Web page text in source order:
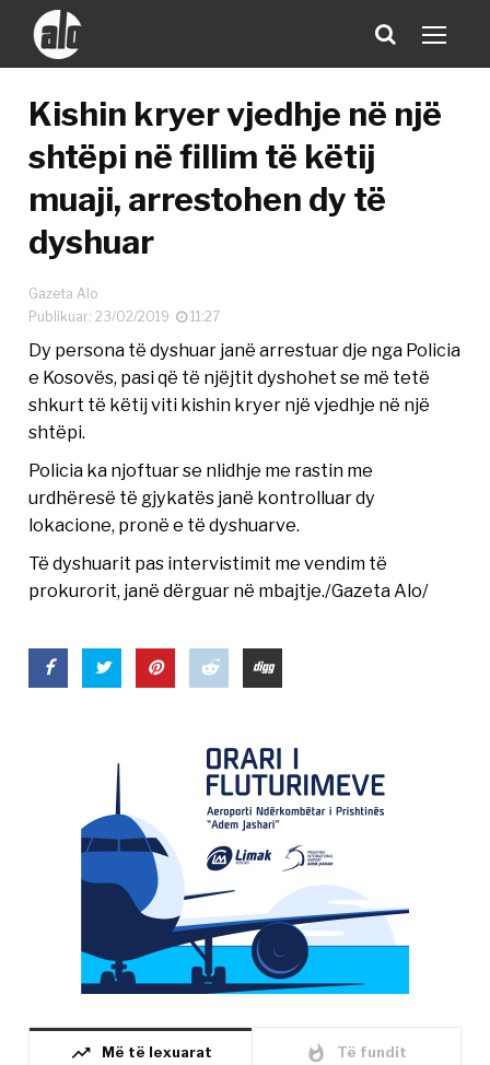
Kishin kryer vjedhje në një
shtëpi në fillim të këtij
muaji, arrestohen dy të
dyshuar
Gazeta Alo
Publikuar: 23/02/2019
11:27
Dy persona të dyshuar janë arrestuar dje nga Policia
e Kosovës, pasi që të njëjtit dyshohet se më tetë
shkurt të këtij viti kishin kryer një vjedhje në një
shtëpi.
Policia ka njoftuar se nlidhje me rastin me
urdhëresë të gjykatës janë kontrolluar dy
lokacione, pronë e të dyshuarve.
Të dyshuarit pas intervistimit me vendim të
prokurorit, janë dërguar në mbajtje./Gazeta Alo/
trending_up Më të lexuarat whatshot Të fundit